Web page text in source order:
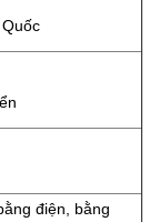
điện, bằng